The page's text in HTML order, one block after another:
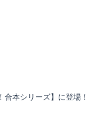
本シリーズ】に登場！